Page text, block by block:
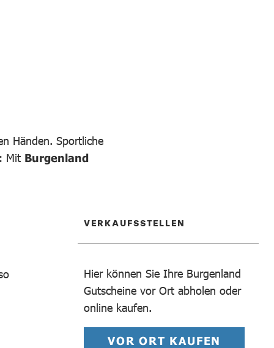
Händen. Sportliche
Mit Burgenland
VERKAUFSSTELLEN
Hier können Sie Ihre Burgenland
Gutscheine vor Ort abholen oder
online kaufen.
VOR ORT KAUFEN